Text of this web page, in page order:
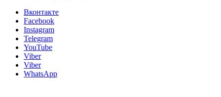
Вконтакте
Facebook
Instagram
Telegram
YouTube
Viber
Viber
WhatsApp